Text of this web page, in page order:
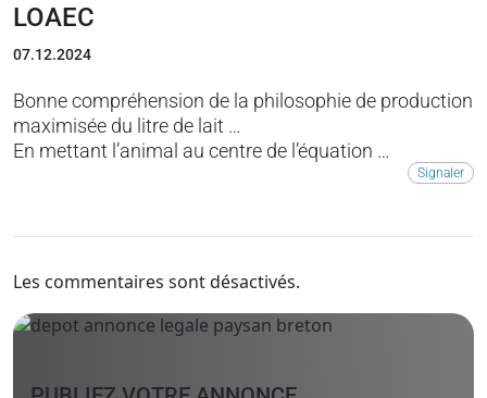
LOAEC
07.12.2024
Bonne compréhension de la philosophie de production
maximisée du litre de lait …
En mettant l’animal au centre de l’équation …
Signaler
Les commentaires sont désactivés.